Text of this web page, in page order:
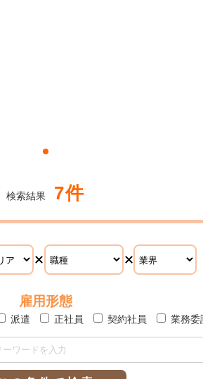
検索結果 7件
雇用形態
派遣 正社員 契約社員 業務委